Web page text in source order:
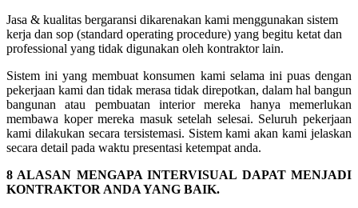
Jasa & kualitas bergaransi dikarenakan kami menggunakan sistem
kerja dan sop (standard operating procedure) yang begitu ketat dan
professional yang tidak digunakan oleh kontraktor lain.
Sistem ini yang membuat konsumen kami selama ini puas dengan
pekerjaan kami dan tidak merasa tidak direpotkan, dalam hal bangun
bangunan atau pembuatan interior mereka hanya memerlukan
membawa koper mereka masuk setelah selesai. Seluruh pekerjaan
kami dilakukan secara tersistemasi. Sistem kami akan kami jelaskan
secara detail pada waktu presentasi ketempat anda.
8 ALASAN MENGAPA INTERVISUAL DAPAT MENJADI
KONTRAKTOR ANDA YANG BAIK.